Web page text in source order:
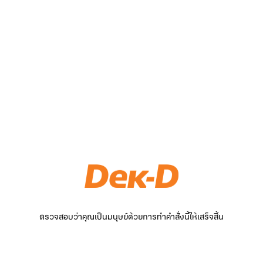
ตรวจสอบว่าคุณเป็นมนุษย์ด้วยการทำคำสั่งนี้ให้เสร็จสิ้น